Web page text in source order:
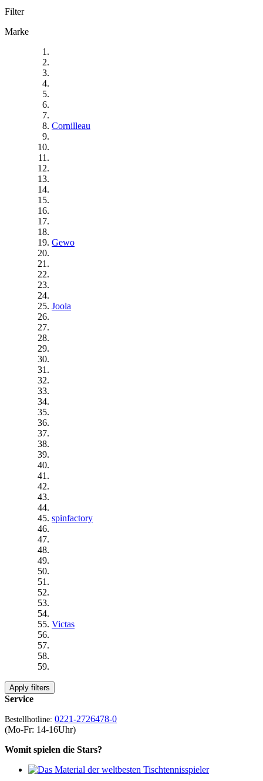
Filter
Marke
Cornilleau
Gewo
Joola
spinfactory
Victas
Apply filters
Service
Bestellhotline: 0221-2726478-0
(Mo-Fr: 14-16Uhr)
Womit spielen die Stars?